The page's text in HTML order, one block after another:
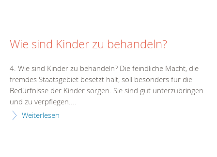
Wie sind Kinder zu behandeln?
4. Wie sind Kinder zu behandeln? Die feindliche Macht, die
fremdes Staatsgebiet besetzt hält, soll besonders für die
Bedürfnisse der Kinder sorgen. Sie sind gut unterzubringen
und zu verpflegen....
Weiterlesen